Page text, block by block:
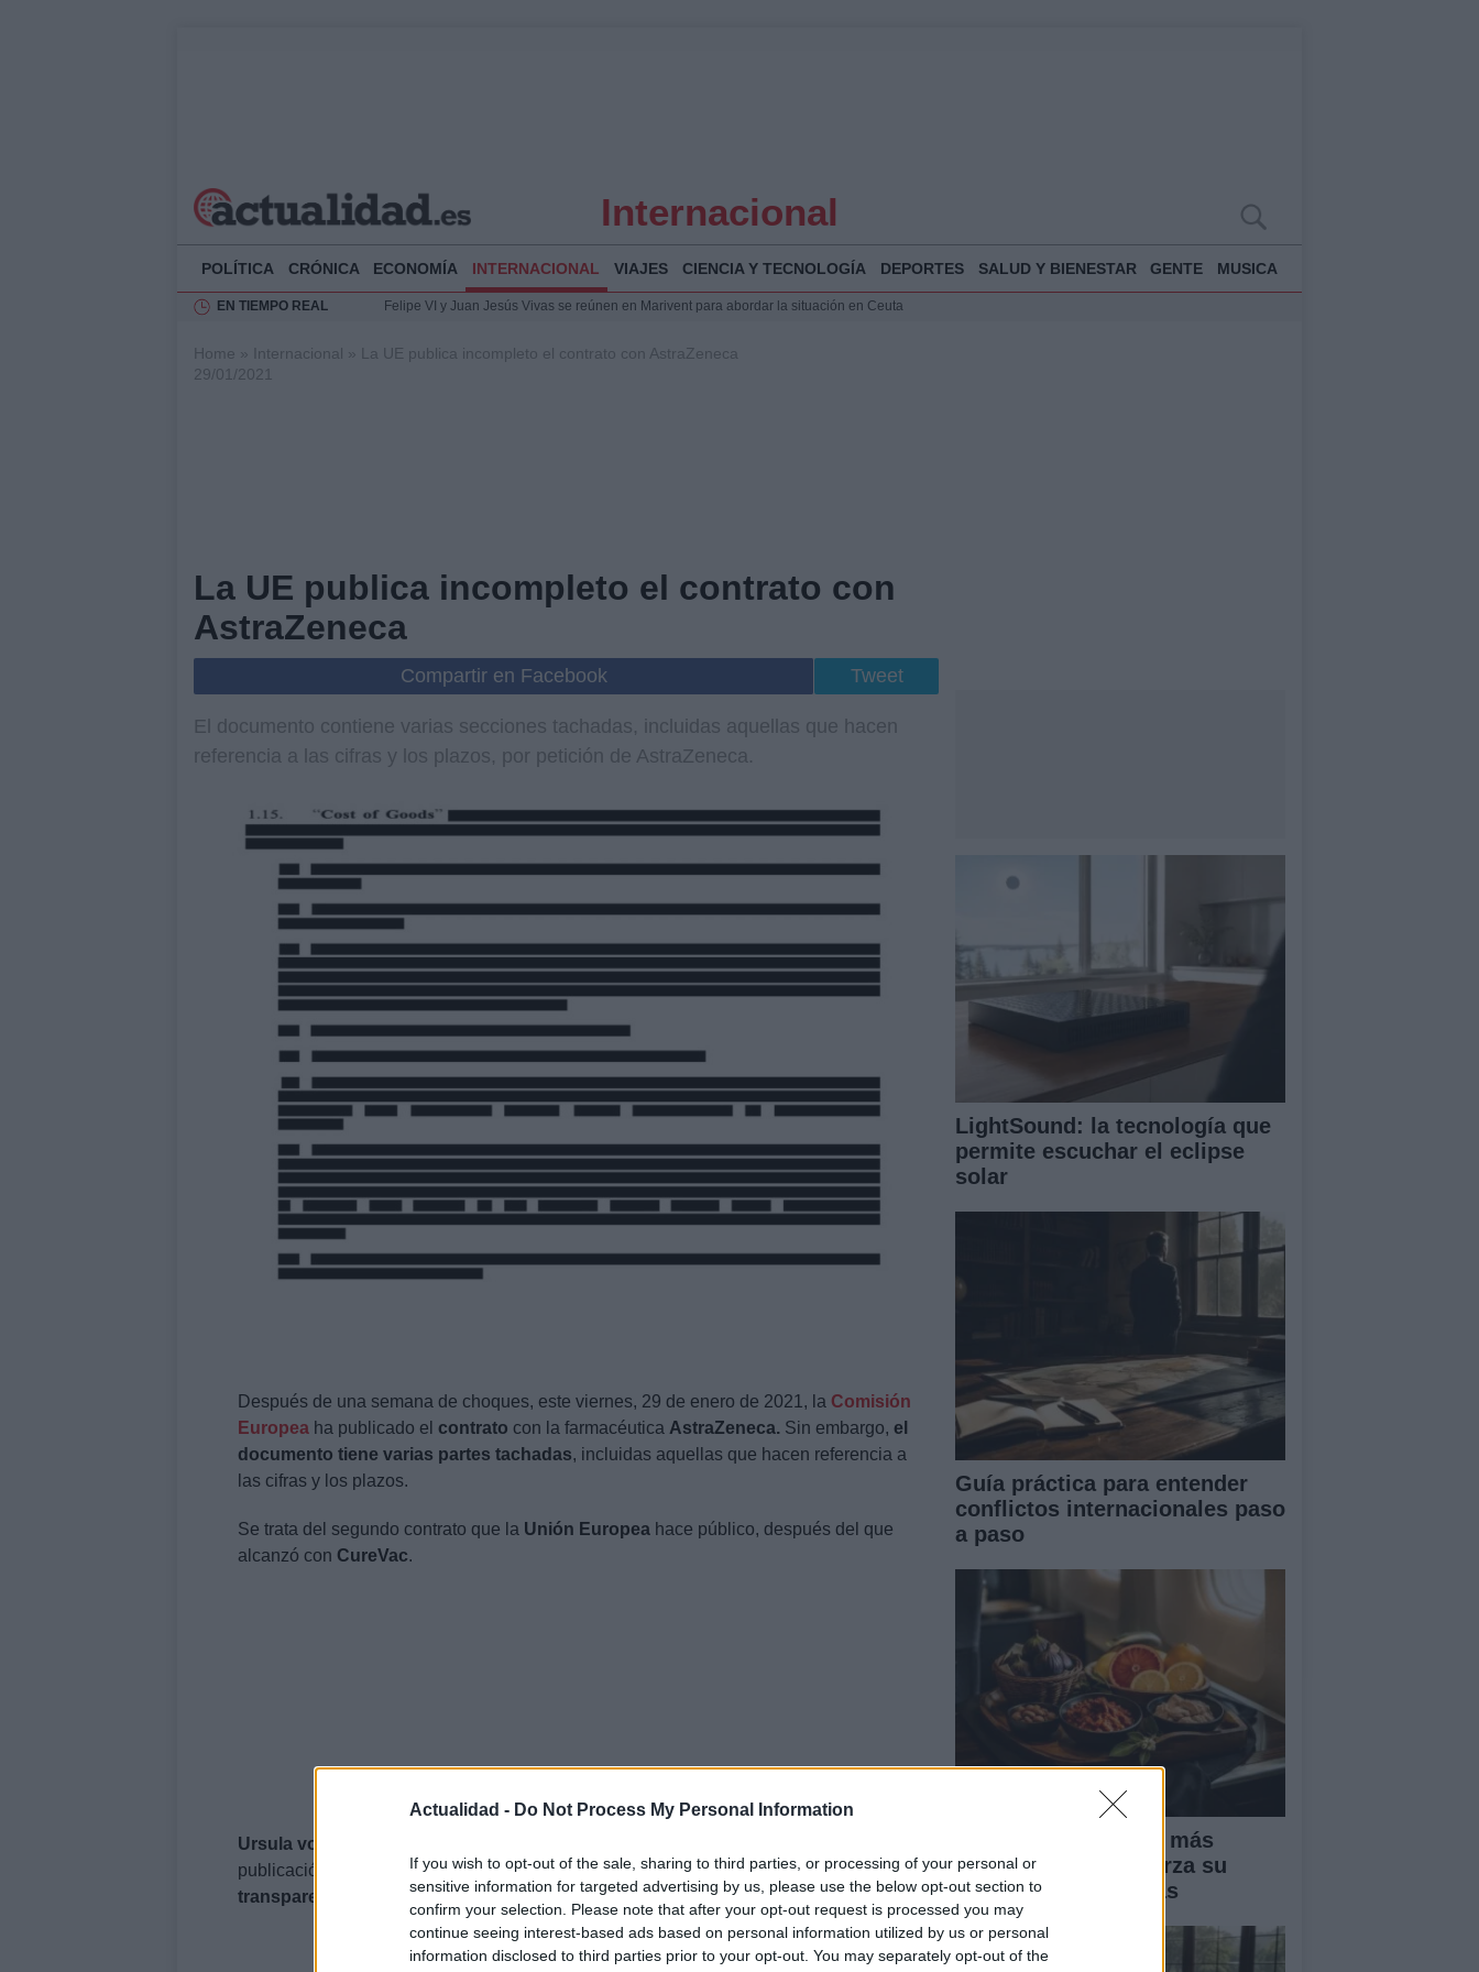
Actualidad - Do Not Process My Personal Information
If you wish to opt-out of the sale, sharing to third parties, or processing of your personal or
sensitive information for targeted advertising by us, please use the below opt-out section to
confirm your selection. Please note that after your opt-out request is processed you may
continue seeing interest-based ads based on personal information utilized by us or personal
information disclosed to third parties prior to your opt-out. You may separately opt-out of the
Internacional
POLÍTICA CRÓNICA ECONOMÍA INTERNACIONAL VIAJES CIENCIA Y TECNOLOGÍA DEPORTES SALUD Y BIENESTAR GENTE MUSICA
EN TIEMPO REAL
Felipe VI y Juan Jesús Vivas se reúnen en Marivent para abordar la situación en Ceuta
El Rey de España respalda a Ceuta ante la presión migratoria y la falta de respuesta del Gobierno
Home » Internacional »
La UE publica incompleto el contrato con AstraZeneca
29/01/2021
La UE publica incompleto el contrato con
AstraZeneca
Compartir en Facebook Tweet
El documento contiene varias secciones tachadas, incluidas aquellas que hacen
referencia a las cifras y los plazos, por petición de AstraZeneca.
Después de una semana de choques, este viernes, 29 de enero de 2021, la Comisión
Europea ha publicado el contrato con la farmacéutica AstraZeneca. Sin embargo, el
documento tiene varias partes tachadas, incluidas aquellas que hacen referencia a
las cifras y los plazos.
Se trata del segundo contrato que la Unión Europea hace público, después del que
alcanzó con CureVac.
Ursula von der Leyen
publicación del contrato se haría respetando los principios de confidencialidad y
transparencia
, y que algunas partes no se harían públicas.
LightSound: la tecnología que
permite escuchar el eclipse
solar
Guía práctica para entender
conflictos internacionales paso
a paso
Productos locales y más
vuelos: Binter refuerza su
apuesta por Canarias